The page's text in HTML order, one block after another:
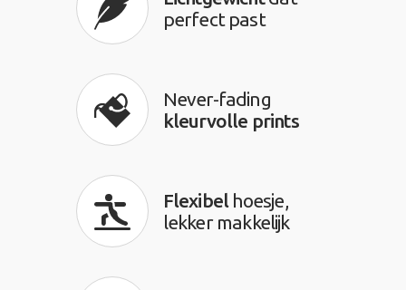
perfect past
Never-fading
kleurvolle prints
Flexibelhoesje,
lekker makkelijk